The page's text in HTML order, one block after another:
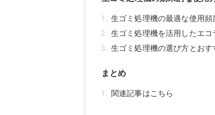
生ゴミ処理機の最適な使用頻
生ゴミ処理機を活用したエコ
生ゴミ処理機の選び方とおす
まとめ
関連記事はこちら